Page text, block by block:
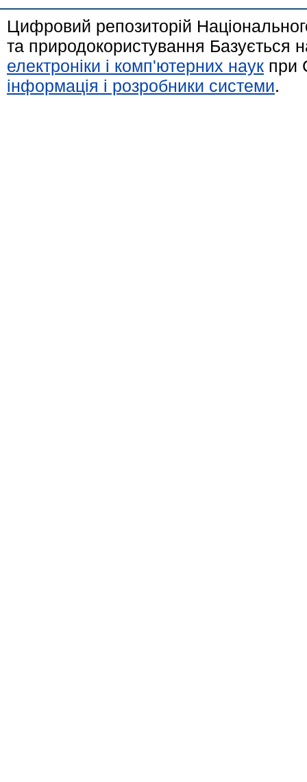
Цифровий репозиторій
та природокористування Базується
електроніки і комп'ютерних наук при
інформація і розробники системи.